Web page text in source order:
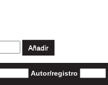
Autor/registro